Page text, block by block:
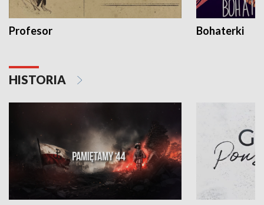
Profesor Bohaterki
HISTORIA